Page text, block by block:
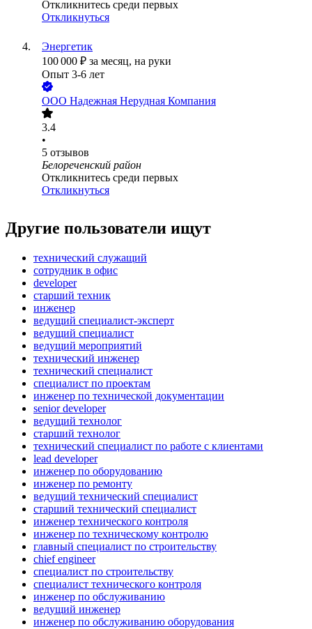
Откликнитесь среди первых
Откликнуться
Энергетик
100 000 ₽ за месяц, на руки
Опыт 3-6 лет
ООО Надежная Нерудная Компания
3.4
•
5 отзывов
Белореченский район
Откликнитесь среди первых
Откликнуться
Другие пользователи ищут
технический служащий
сотрудник в офис
developer
старший техник
инженер
ведущий специалист-эксперт
ведущий специалист
ведущий мероприятий
технический инженер
технический специалист
специалист по проектам
инженер по технической документации
senior developer
ведущий технолог
старший технолог
технический специалист по работе с клиентами
lead developer
инженер по оборудованию
инженер по ремонту
ведущий технический специалист
старший технический специалист
инженер технического контроля
инженер по техническому контролю
главный специалист по строительству
chief engineer
специалист по строительству
специалист технического контроля
инженер по обслуживанию
ведущий инженер
инженер по обслуживанию оборудования